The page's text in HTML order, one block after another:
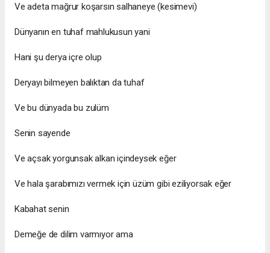
Ve adeta mağrur koşarsın salhaneye (kesimevi)
Dünyanın en tuhaf mahlukusun yani
Hani şu derya içre olup
Deryayı bilmeyen balıktan da tuhaf
Ve bu dünyada bu zulüm
Senin sayende
Ve açsak yorgunsak alkan içindeysek eğer
Ve hala şarabımızı vermek için üzüm gibi eziliyorsak eğer
Kabahat senin
Demeğe de dilim varmıyor ama